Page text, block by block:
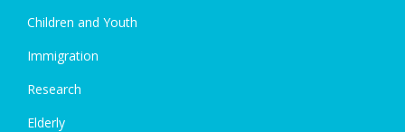
Children and Youth
Immigration
Research
Elderly